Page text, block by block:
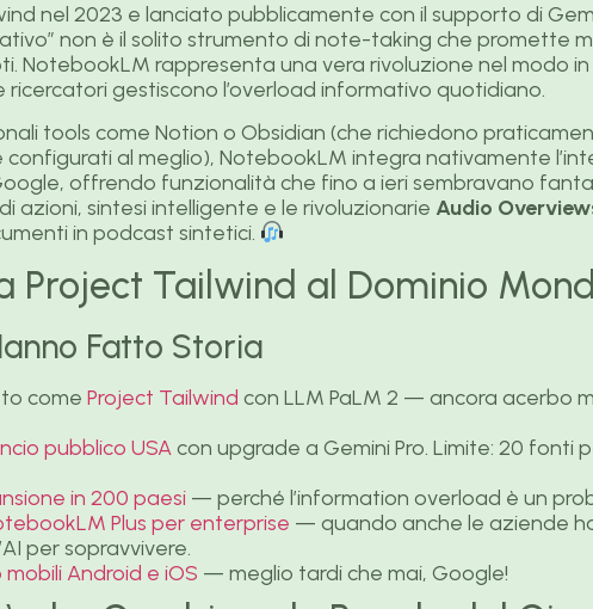
nel 2023 e lanciato pubblicamente con il supporto di
non è il solito strumento di note-taking che promette
NotebookLM rappresenta una vera rivoluzione nel modo in
ricercatori gestiscono l’overload informativo quotidiano.
tools come Notion o Obsidian (che richiedono
configurati al meglio), NotebookLM integra nativamente
offrendo funzionalità che fino a ieri sembravano
azioni, sintesi intelligente e le rivoluzionarie Audio
in podcast sintetici.
Project Tailwind al Dominio
Fatto Storia
come Project Tailwind con LLM PaLM 2 — ancora acerbo
pubblico USAcon upgrade a Gemini Pro. Limite: 20 fonti
in 200 paesi — perché l’information overload è un
Plus per enterprise — quando anche le aziende
per sopravvivere.
mobili Android e iOS — meglio tardi che mai, Google!